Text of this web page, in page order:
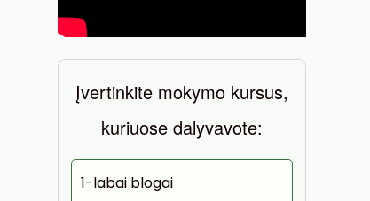
Įvertinkite mokymo kursus,
kuriuose dalyvavote:
1-labai blogai